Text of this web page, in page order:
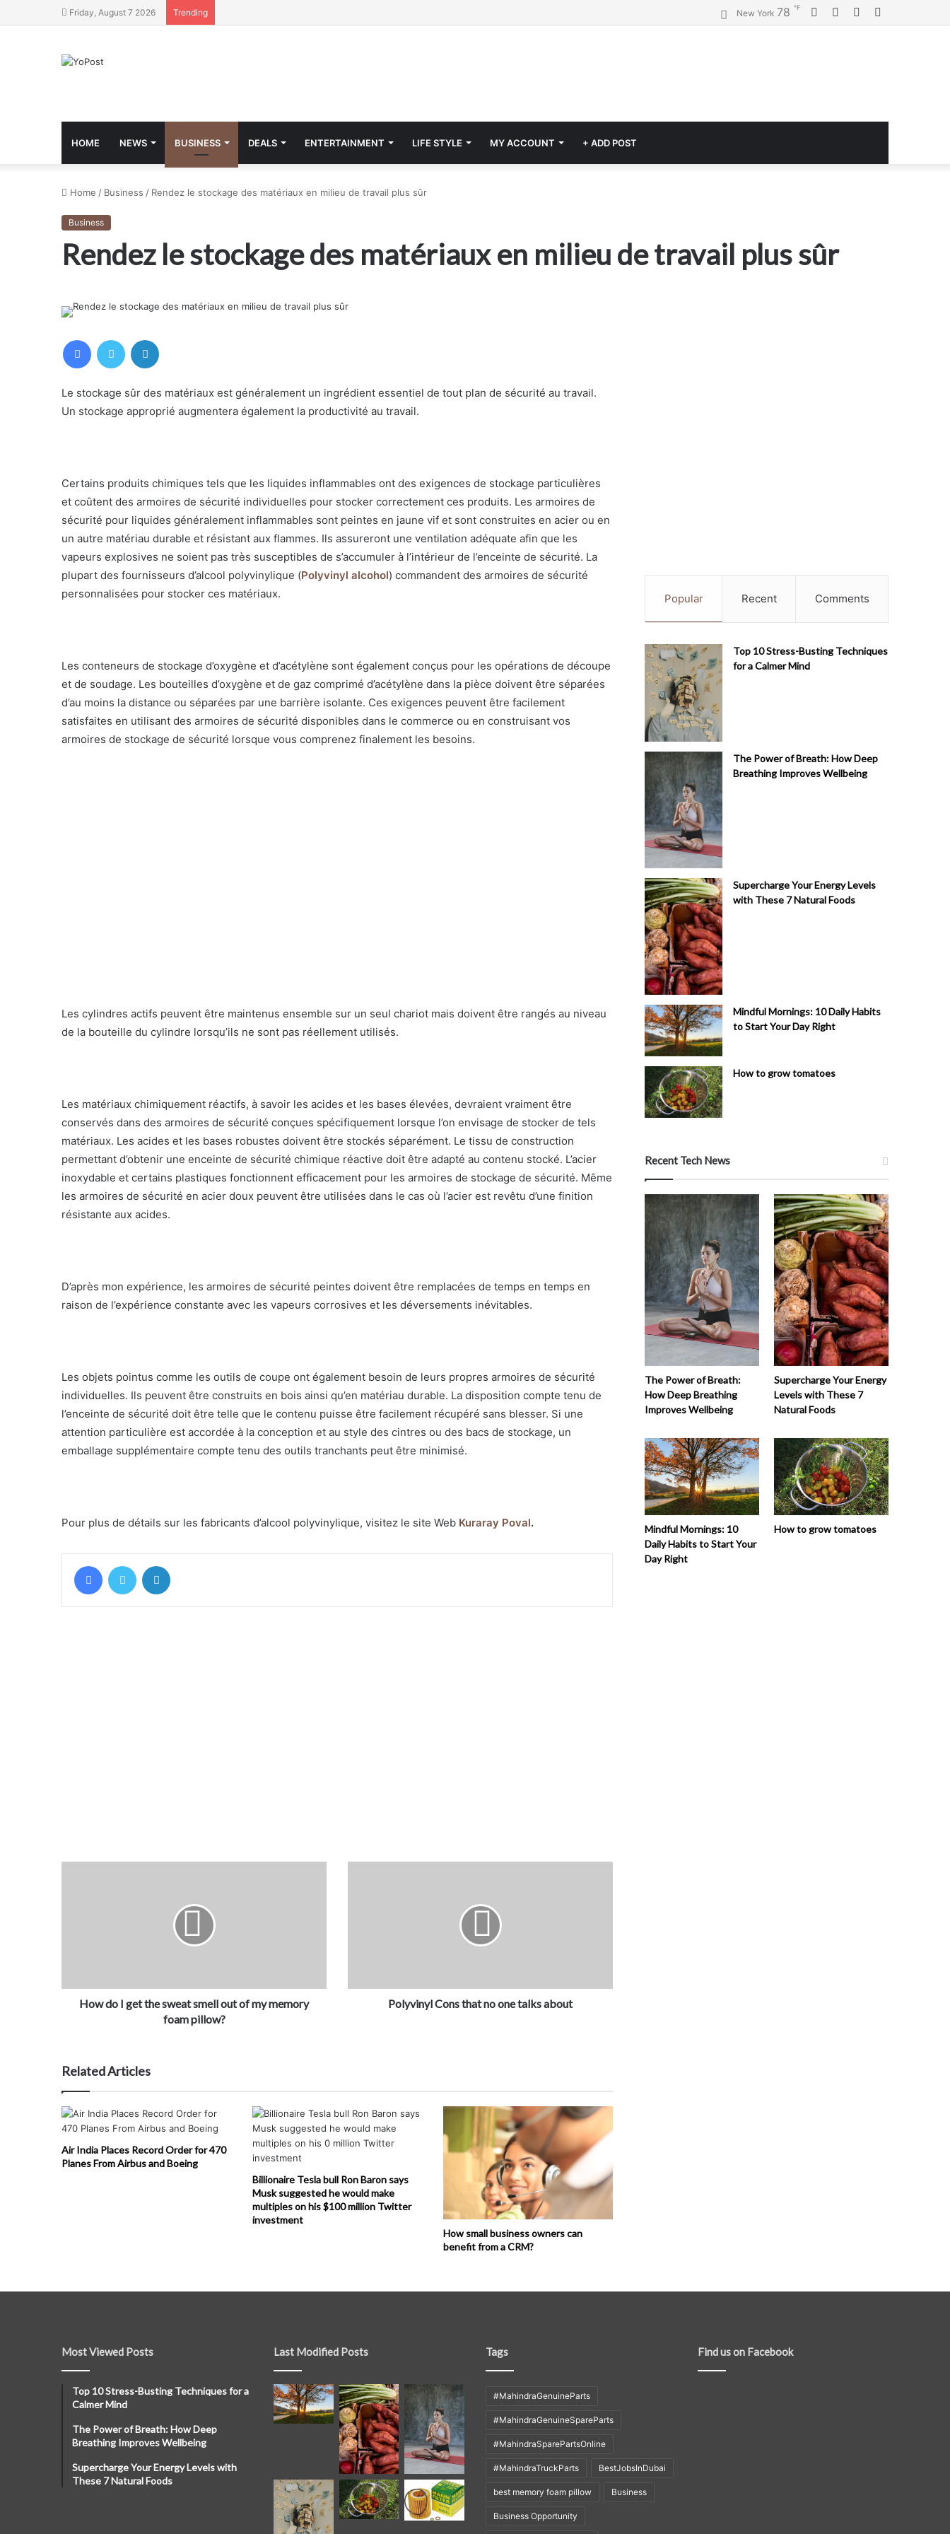
Friday, August 7 2026 Trending YouTube
Twitter
Facebook
New York 78 ℉
HOME NEWS BUSINESS DEALS ENTERTAINMENT LIFE STYLE MY ACCOUNT + ADD POST
Home / Business / Rendez le stockage des matériaux en milieu de travail plus sûr
Business
Rendez le stockage des matériaux en milieu de travail plus sûr
FacebookTwitter
Le stockage sûr des matériaux est généralement un ingrédient essentiel de tout plan de sécurité au travail.
Un stockage approprié augmentera également la productivité au travail.
Certains produits chimiques tels que les liquides inflammables ont des exigences de stockage particulières
et coûtent des armoires de sécurité individuelles pour stocker correctement ces produits. Les armoires de
sécurité pour liquides généralement inflammables sont peintes en jaune vif et sont construites en acier ou en
un autre matériau durable et résistant aux flammes. Ils assureront une ventilation adéquate afin que les
vapeurs explosives ne soient pas très susceptibles de s’accumuler à l’intérieur de l’enceinte de sécurité. La
plupart des fournisseurs d’alcool polyvinylique (Polyvinyl alcohol) commandent des armoires de sécurité
personnalisées pour stocker ces matériaux.
Les conteneurs de stockage d’oxygène et d’acétylène sont également conçus pour les opérations de découpe
et de soudage. Les bouteilles d’oxygène et de gaz comprimé d’acétylène dans la pièce doivent être séparées
d’au moins la distance ou séparées par une barrière isolante. Ces exigences peuvent être facilement
satisfaites en utilisant des armoires de sécurité disponibles dans le commerce ou en construisant vos
armoires de stockage de sécurité lorsque vous comprenez finalement les besoins.
Les cylindres actifs peuvent être maintenus ensemble sur un seul chariot mais doivent être rangés au niveau
de la bouteille du cylindre lorsqu’ils ne sont pas réellement utilisés.
Les matériaux chimiquement réactifs, à savoir les acides et les bases élevées, devraient vraiment être
conservés dans des armoires de sécurité conçues spécifiquement lorsque l’on envisage de stocker de tels
matériaux. Les acides et les bases robustes doivent être stockés séparément. Le tissu de construction
permettant d’obtenir une enceinte de sécurité chimique réactive doit être adapté au contenu stocké. L’acier
inoxydable et certains plastiques fonctionnent efficacement pour les armoires de stockage de sécurité. Même
les armoires de sécurité en acier doux peuvent être utilisées dans le cas où l’acier est revêtu d’une finition
résistante aux acides.
D’après mon expérience, les armoires de sécurité peintes doivent être remplacées de temps en temps en
raison de l’expérience constante avec les vapeurs corrosives et les déversements inévitables.
Les objets pointus comme les outils de coupe ont également besoin de leurs propres armoires de sécurité
individuelles. Ils peuvent être construits en bois ainsi qu’en matériau durable. La disposition compte tenu de
l’enceinte de sécurité doit être telle que le contenu puisse être facilement récupéré sans blesser. Si une
attention particulière est accordée à la conception et au style des cintres ou des bacs de stockage, un
emballage supplémentaire compte tenu des outils tranchants peut être minimisé.
Pour plus de détails sur les fabricants d’alcool polyvinylique, visitez le site Web Kuraray Poval.
FacebookTwitter
How do I get the sweat smell out of my memory
foam pillow?
Polyvinyl Cons that no one talks about
Related Articles
Air India Places Record Order for 470
Planes From Airbus and Boeing
Billionaire Tesla bull Ron Baron says
Musk suggested he would make
multiples on his $100 million Twitter
investment
How small business owners can
benefit from a CRM?
Popular Recent Comments
Top 10 Stress-Busting Techniques
for a Calmer Mind
The Power of Breath: How Deep
Breathing Improves Wellbeing
Supercharge Your Energy Levels
with These 7 Natural Foods
Mindful Mornings: 10 Daily Habits
to Start Your Day Right
How to grow tomatoes
Recent Tech News
The Power of Breath:
How Deep Breathing
Improves Wellbeing
Supercharge Your Energy
Levels with These 7
Natural Foods
Mindful Mornings: 10
Daily Habits to Start Your
Day Right
How to grow tomatoes
Most Viewed Posts
Top 10 Stress-Busting Techniques for a
Calmer Mind
The Power of Breath: How Deep
Breathing Improves Wellbeing
Supercharge Your Energy Levels with
These 7 Natural Foods
Last Modified Posts Tags
#MahindraGenuineParts
#MahindraGenuineSpareParts
#MahindraSparePartsOnline
#MahindraTruckParts BestJobsInDubai
best memory foam pillow Business
Business Opportunity
Find us on Facebook